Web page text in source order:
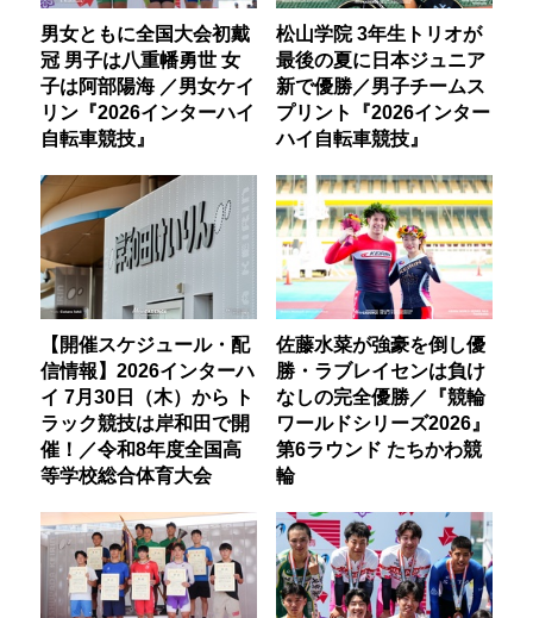
男女ともに全国大会初戴
冠 男子は八重幡勇世 女
子は阿部陽海 ／男女ケイ
リン『2026インターハイ
自転車競技』
松山学院 3年生トリオが
最後の夏に日本ジュニア
新で優勝／男子チームス
プリント『2026インター
ハイ自転車競技』
【開催スケジュール・配
信情報】2026インターハ
イ 7月30日（木）から ト
ラック競技は岸和田で開
催！／令和8年度全国高
等学校総合体育大会
佐藤水菜が強豪を倒し優
勝・ラブレイセンは負け
なしの完全優勝／『競輪
ワールドシリーズ2026』
第6ラウンド たちかわ競
輪